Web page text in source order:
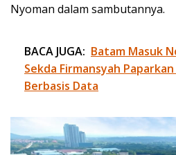
Nyoman dalam sambutannya.
BACA JUGA: Batam Masuk
Sekda Firmansyah
Berbasis Data